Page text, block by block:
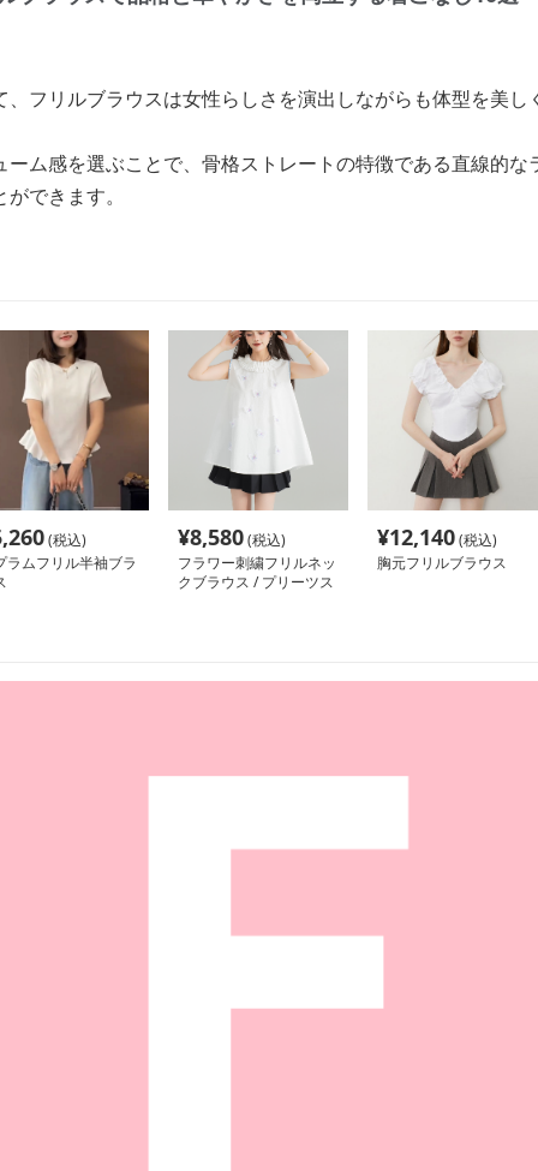
フリルブラウスは女性らしさを演出しながらも体型を美
ム感を選ぶことで、骨格ストレートの特徴である直線的
できます。
(税込)
ラムフリル半袖ブラ
¥8,580(税込)
フラワー刺繍フリルネッ
クブラウス / プリーツス
¥12,140(税込)
胸元フリルブラウス